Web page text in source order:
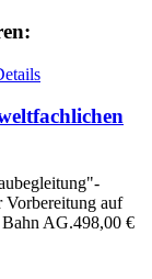
Vorbereitung auf
AG.498,00 €